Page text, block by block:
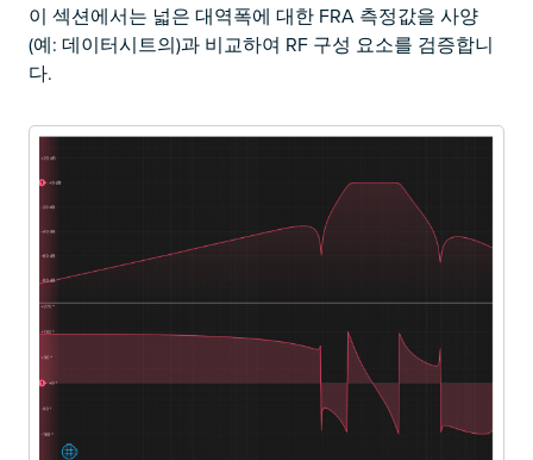
이 섹션에서는 넓은 대역폭에 대한 FRA 측정값을 사양
(예: 데이터시트의)과 비교하여 RF 구성 요소를 검증합니
다.